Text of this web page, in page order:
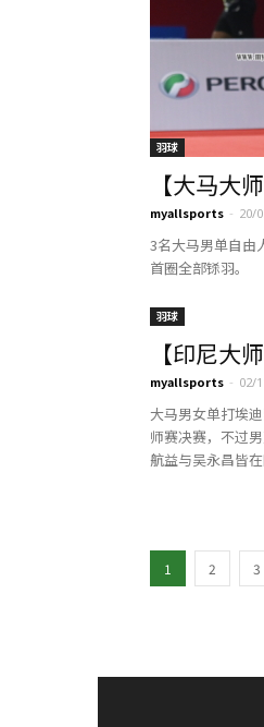
羽球
【大马大
myallsports - 20/
3名大马男单自由
首圈全部铩羽。
羽球
【印尼大
myallsports - 02/
大马男女单打埃
师赛决赛，不过
航益与吴永昌皆在
1 2 3